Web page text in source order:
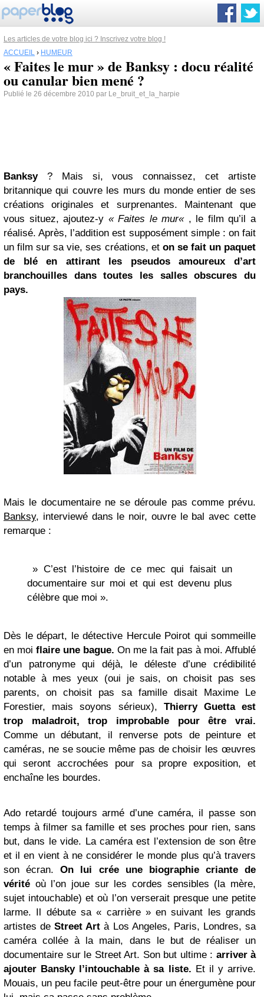
Les articles de votre blog ici ? Inscrivez votre blog !
ACCUEIL › HUMEUR
« Faites le mur » de Banksy : docu réalité
ou canular bien mené ?
Publié le 26 décembre 2010 par Le_bruit_et_la_harpie
Banksy? Mais si, vous connaissez, cet artiste
britannique qui couvre les murs du monde entier de ses
créations originales et surprenantes. Maintenant que
vous situez, ajoutez-y « Faites le mur« , le film qu’il a
réalisé. Après, l’addition est supposément simple : on fait
un film sur sa vie, ses créations, et on se fait un paquet
de blé en attirant les pseudos amoureux d’art
branchouilles dans toutes les salles obscures du
pays.
Mais le documentaire ne se déroule pas comme prévu.
Banksy, interviewé dans le noir, ouvre le bal avec cette
remarque :
» C’est l’histoire de ce mec qui faisait un
documentaire sur moi et qui est devenu plus
célèbre que moi ».
Dès le départ, le détective Hercule Poirot qui sommeille
en moi flaire une bague. On me la fait pas à moi. Affublé
d’un patronyme qui déjà, le déleste d’une crédibilité
notable à mes yeux (oui je sais, on choisit pas ses
parents, on choisit pas sa famille disait Maxime Le
Forestier, mais soyons sérieux), Thierry Guetta est
trop maladroit, trop improbable pour être vrai.
Comme un débutant, il renverse pots de peinture et
caméras, ne se soucie même pas de choisir les œuvres
qui seront accrochées pour sa propre exposition, et
enchaîne les bourdes.
Ado retardé toujours armé d’une caméra, il passe son
temps à filmer sa famille et ses proches pour rien, sans
but, dans le vide. La caméra est l’extension de son être
et il en vient à ne considérer le monde plus qu’à travers
son écran.On lui crée une biographie criante de
vérité où l’on joue sur les cordes sensibles (la mère,
sujet intouchable) et où l’on verserait presque une petite
larme. Il débute sa « carrière » en suivant les grands
artistes deStreet Art à Los Angeles, Paris, Londres, sa
caméra collée à la main, dans le but de réaliser un
documentaire sur le Street Art. Son but ultime : arriver à
ajouter Bansky l’intouchable à sa liste. Et il y arrive.
Mouais, un peu facile peut-être pour un énergumène pour